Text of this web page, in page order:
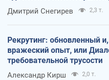
оккупантов
Дмитрий Снегирев 2,3 т.
Рекрутинг: обновленный
вражеский опыт, или
требовательной трусости
Александр Кирш 2,0 т.